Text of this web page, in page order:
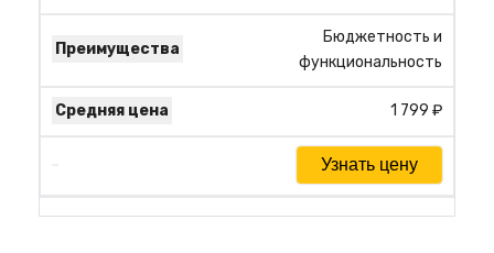
Бюджетность и
функциональность
1 799 ₽
Узнать цену